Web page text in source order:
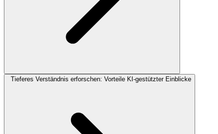
Tieferes Verständnis erforschen: Vorteile KI-gestützter Einblicke